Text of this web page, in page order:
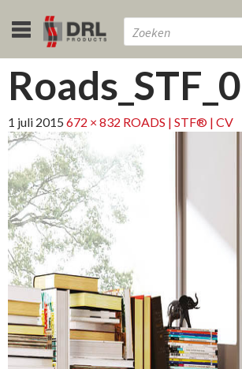
1 juli 2015 672 × 832 ROADS | STF® | CV